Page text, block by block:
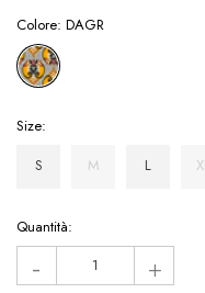
Colore: DAGR
Size:
S
M L
Hurry!
Only
left
Quantità:
- +